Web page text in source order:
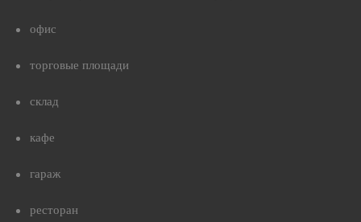
офис
торговые площади
склад
кафе
гараж
ресторан